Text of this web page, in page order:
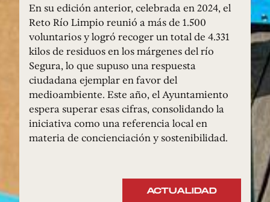
En su edición anterior, celebrada en 2024, el
Reto Río Limpio reunió a más de 1.500
voluntarios y logró recoger un total de 4.331
kilos de residuos en los márgenes del río
Segura, lo que supuso una respuesta
ciudadana ejemplar en favor del
medioambiente. Este año, el Ayuntamiento
espera superar esas cifras, consolidando la
iniciativa como una referencia local en
materia de concienciación y sostenibilidad.
ACTUALIDAD